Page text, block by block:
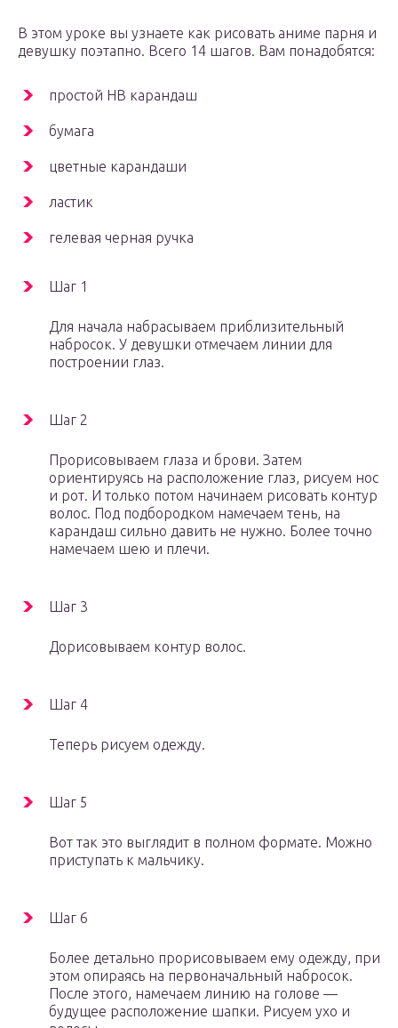
В этом уроке вы узнаете как рисовать аниме парня и
девушку поэтапно. Всего 14 шагов. Вам понадобятся:
простой НВ карандаш
бумага
цветные карандаши
ластик
гелевая черная ручка
Шаг 1
Для начала набрасываем приблизительный
набросок. У девушки отмечаем линии для
построении глаз.
Шаг 2
Прорисовываем глаза и брови. Затем
ориентируясь на расположение глаз, рисуем нос
и рот. И только потом начинаем рисовать контур
волос. Под подбородком намечаем тень, на
карандаш сильно давить не нужно. Более точно
намечаем шею и плечи.
Шаг 3
Дорисовываем контур волос.
Шаг 4
Теперь рисуем одежду.
Шаг 5
Вот так это выглядит в полном формате. Можно
приступать к мальчику.
Шаг 6
Более детально прорисовываем ему одежду, при
этом опираясь на первоначальный набросок.
После этого, намечаем линию на голове —
будущее расположение шапки. Рисуем ухо и